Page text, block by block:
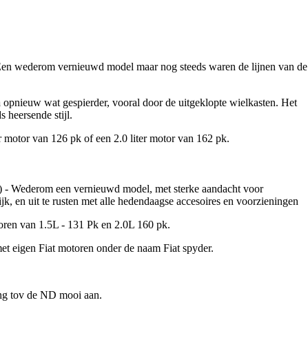
wederom vernieuwd model maar nog steeds waren de lijnen van de
wat gespierder, vooral door de uitgeklopte wielkasten. Het
heersende stijl.
van 126 pk of een 2.0 liter motor van 162 pk.
een vernieuwd model, met sterke aandacht voor
en uit te rusten met alle hedendaagse accesoires en voorzieningen
van 1.5L - 131 Pk en 2.0L 160 pk.
eigen Fiat motoren onder de naam Fiat spyder.
tov de ND mooi aan.